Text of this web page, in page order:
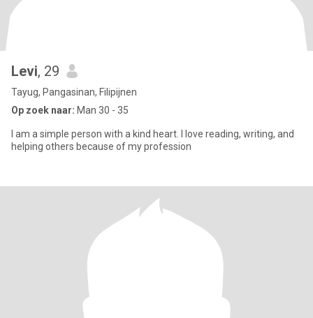
Levi, 29
Tayug, Pangasinan, Filipijnen
Op zoek naar: Man 30 - 35
I am a simple person with a kind heart. I love reading, writing, and
helping others because of my profession